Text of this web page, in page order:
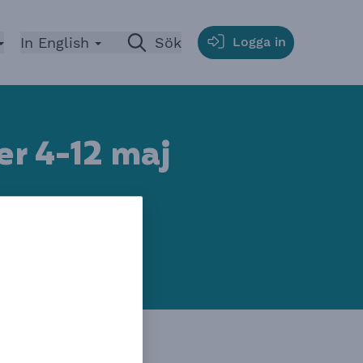
In English Öppna
Sök Logga in
4-12 maj